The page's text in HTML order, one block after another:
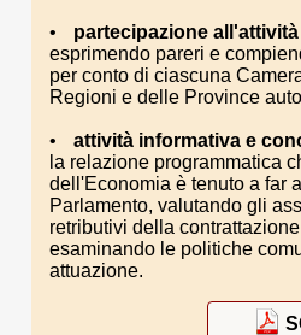
partecipazione
esprimendo pareri e
per conto di ciascuna
Regioni e delle Province
attività informativa e
la relazione programmatica
dell'Economia è tenuto a far
Parlamento, valutando gli
retributivi della
esaminando le politiche
attuazione.